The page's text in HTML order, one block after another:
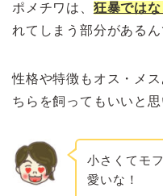
ポメチワは、 狂暴では
れてしまう部分がある
性格や特徴もオス・メ
ちらを飼ってもいいと思
小さくてモ
愛いな！